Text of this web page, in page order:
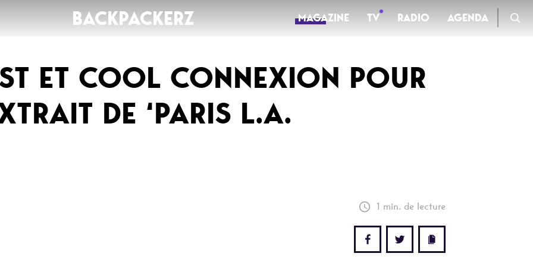
BACKPACKERZ MAGAZINE TV RADIO AGENDA
Paris
RADIO
Playlists
TV
ET COOL CONNEXION POUR
DE ‘PARIS L.A.
1 min. de lecture